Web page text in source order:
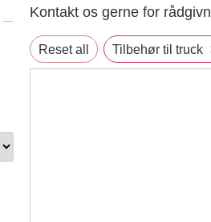
Kontakt os gerne for
Reset all Tilbehør til truck